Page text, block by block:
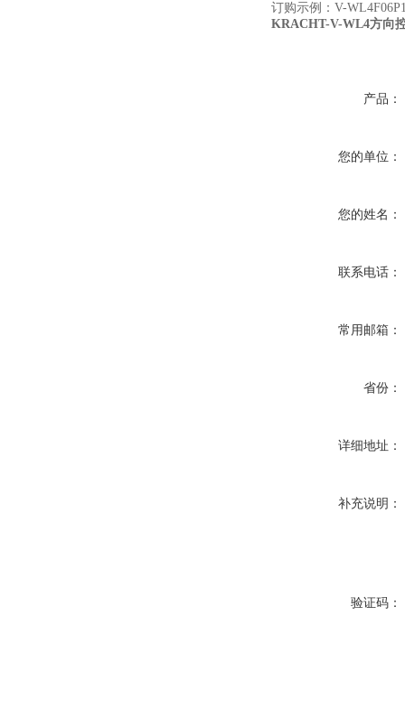
订购示例：V-
KRACHT-V-WL4方向
产品：
您的单位：
您的姓名：
联系电话：
常用邮箱：
省份：
详细地址：
补充说明：
验证码：